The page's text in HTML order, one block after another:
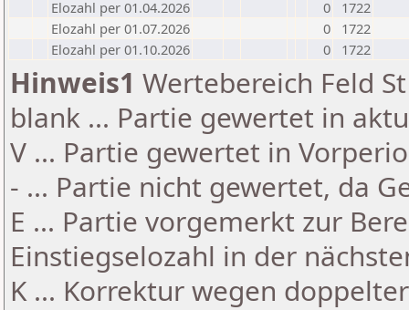
Elozahl per 01.04.2026
0
1722
Elozahl per 01.07.2026
0
1722
Elozahl per 01.10.2026
0 1722
Hinweis1 Wertebereich Feld
blank ... Partie gewertet in
V ... Partie gewertet in
- ... Partie nicht gewertet, da
E ... Partie vorgemerkt zur
Einstiegselozahl in der
K ... Korrektur wegen